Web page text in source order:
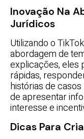
Inovação Na
Jurídicos
Utilizando o
abordagem de
explicações, eles
rápidas,
histórias de
de apresentar
interesse e
Dicas Para